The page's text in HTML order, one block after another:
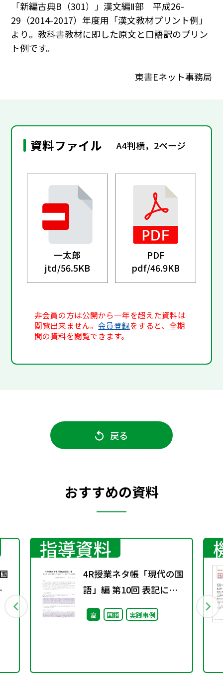
「新編古典B（301）」漢文編Ⅱ部 平成26-
29（2014-2017）年度用「漢文教材プリント例」
より。教科書教材に即した原文と口語訳のプリン
ト例です。
東書Eネット事務局
資料ファイル A4判横，2ページ
一太郎
jtd/56.5KB
PDF
pdf/46.9KB
非会員の方は公開から一年を超えた資料は
閲覧出来ません。会員登録をすると、全期
間の資料を閲覧できます。
戻る
おすすめの資料
指導資料
4R授業ネタ帳「現代の国
語」編 第10回 表記に着
目した「読むこと」「書
くこと」の指導
高 国語 実践事例